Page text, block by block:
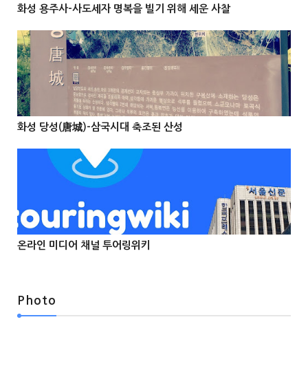
 

화성 용주사-사도세자 명복을 빌기 위해 세운 사찰
 

화성 당성(唐城)-삼국시대 축조된 산성
 

@Info
온라인 미디어 채널 투어링위키
Photo